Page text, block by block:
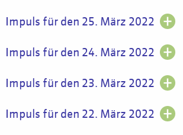
Impuls für den 25. März 2022
Impuls für den 24. März 2022
Impuls für den 23. März 2022
Impuls für den 22. März 2022